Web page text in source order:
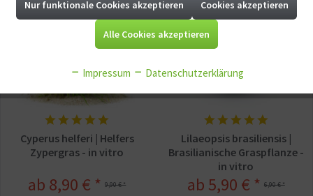
Cyperus helferi | Helfers
Zypergras - in vitro
9,90 € *
ab 8,90 € *
Lilaeopsis brasiliensis |
Brasilianische Graspflanze -
in vitro
6,90 € *
ab 5,90 € *
Tracking Aktiv
Sonstige
Nur funktionale Cookies akzeptieren Cookies akzeptieren
Alle Cookies akzeptieren
Impressum Datenschutzerklärung